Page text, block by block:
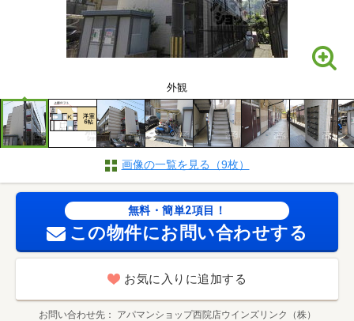
外観
画像の一覧を見る（9枚）
無料・簡単2項目！
この物件にお問い合わせする
お気に入りに追加する
お問い合わせ先 アパマンショップ西院店ウインズリンク（株）